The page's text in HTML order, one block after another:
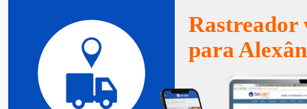
Rastreador
para